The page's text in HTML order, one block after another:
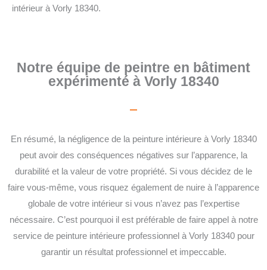
intérieur à Vorly 18340.
Notre équipe de peintre en bâtiment
expérimenté à Vorly 18340
En résumé, la négligence de la peinture intérieure à Vorly 18340
peut avoir des conséquences négatives sur l’apparence, la
durabilité et la valeur de votre propriété. Si vous décidez de le
faire vous-même, vous risquez également de nuire à l’apparence
globale de votre intérieur si vous n’avez pas l’expertise
nécessaire. C’est pourquoi il est préférable de faire appel à notre
service de peinture intérieure professionnel à Vorly 18340 pour
garantir un résultat professionnel et impeccable.